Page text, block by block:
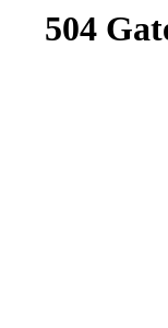
504